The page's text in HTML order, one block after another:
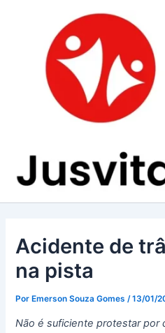
Acidente de
na pista
PorEmerson Souza Gomes /13/01/
Não é suficiente protestar por